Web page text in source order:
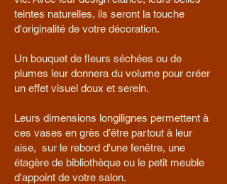
teintes naturelles, ils seront la touche
d'originalité de votre décoration.
Un bouquet de fleurs séchées ou de
plumes leur donnera du volume pour créer
un effet visuel doux et serein.
Leurs dimensions longilignes permettent à
ces vases en grès d’être partout à leur
aise, sur le rebord d'une fenêtre, une
étagère de bibliothèque ou le petit meuble
d'appoint de votre salon.